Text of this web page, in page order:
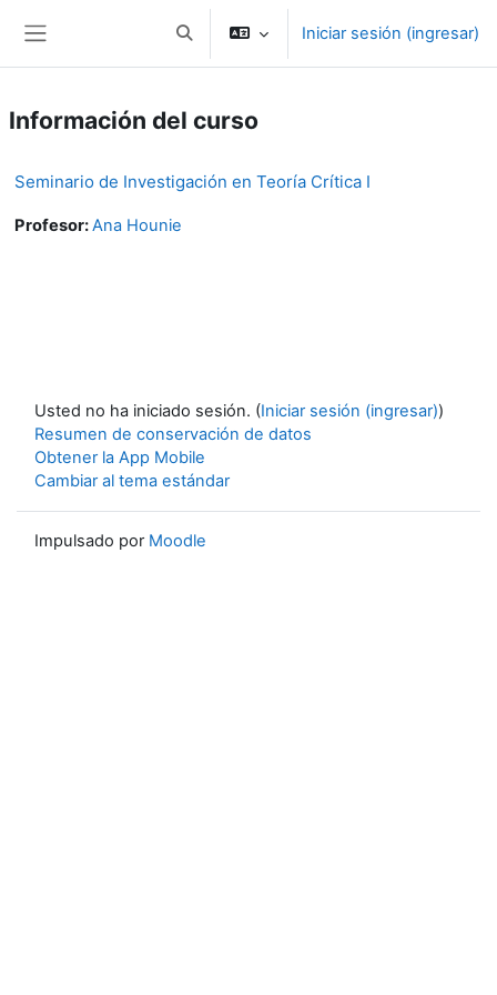
Activar o desactivar entrada de búsqueda
Iniciar sesión (ingresar)
Información del curso
Seminario de Investigación en Teoría Crítica I
Profesor:Ana Hounie
Usted no ha iniciado sesión. (Iniciar sesión (ingresar))
Resumen de conservación de datos
Obtener la App Mobile
Cambiar al tema estándar
Impulsado por Moodle